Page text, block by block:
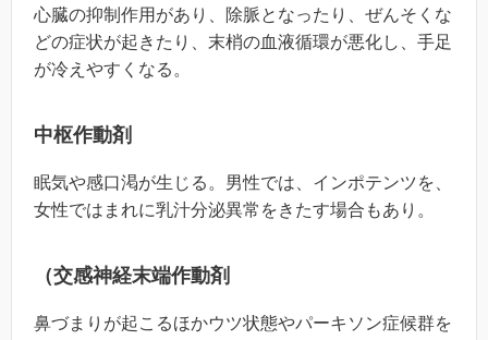
心臓の抑制作用があり、除脈となったり、ぜんそくな
どの症状が起きたり、末梢の血液循環が悪化し、手足
が冷えやすくなる。
中枢作動剤
眠気や感口渇が生じる。男性では、インポテンツを、
女性ではまれに乳汁分泌異常をきたす場合もあり。
（交感神経末端作動剤
鼻づまりが起こるほかウツ状態やパーキソン症候群を